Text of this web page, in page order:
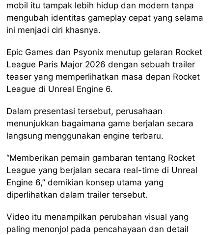
mobil itu tampak lebih hidup dan modern tanpa
mengubah identitas gameplay cepat yang selama
ini menjadi ciri khasnya.
Epic Games dan Psyonix menutup gelaran Rocket
League Paris Major 2026 dengan sebuah trailer
teaser yang memperlihatkan masa depan Rocket
League di Unreal Engine 6.
Dalam presentasi tersebut, perusahaan
menunjukkan bagaimana game berjalan secara
langsung menggunakan engine terbaru.
“Memberikan pemain gambaran tentang Rocket
League yang berjalan secara real-time di Unreal
Engine 6,” demikian konsep utama yang
diperlihatkan dalam trailer tersebut.
Video itu menampilkan perubahan visual yang
paling menonjol pada pencahayaan dan detail